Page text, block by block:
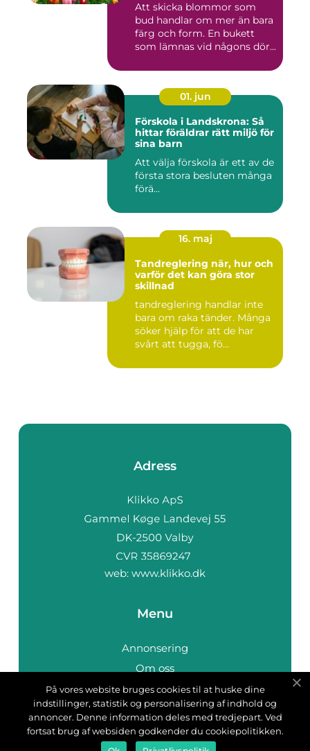
Att skicka blommor som
bud handlar om mer än bara
färg och form. En bukett
som lämnas vid någons dör...
01. jun
Förskola i Landskrona: Så
hittar föräldrar rätt miljö för
sina barn
Att välja förskola är ett av de
första stora besluten många
förä...
16. maj
Tandreglering när, hur och
varför det kan göra stor
skillnad
tandreglering handlar inte
bara om raka tänder. Många
söker hjälp för att de har
svårt att tugga, fö...
Adress
web: www.klikko.dk
Menu
Annonsering
Om oss
Cookies
Kontakta oss
Sitemap
På vores website bruges cookies til at huske dine
indstillinger, statistik og personalisering af indhold og
annoncer. Denne information deles med tredjepart. Ved
fortsat brug af websiden godkender du cookiepolitikken.